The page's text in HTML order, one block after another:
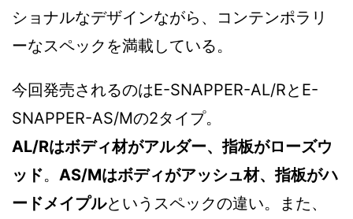
ショナルなデザインながら、コンテンポラリ
ーなスペックを満載している。
今回発売されるのはE-SNAPPER-AL/RとE-
SNAPPER-AS/Mの2タイプ。
AL/Rはボディ材がアルダー、指板がローズウ
ッド。 AS/Mはボディがアッシュ材、指板がハ
ードメイプルというスペックの違い。また、